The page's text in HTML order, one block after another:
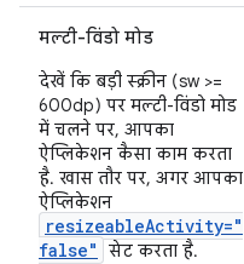
मल्टी-विंडो मोड
देखें कि बड़ी स्क्रीन (sw >=
600dp) पर मल्टी-विंडो मोड
में चलने पर, आपका
ऐप्लिकेशन कैसा काम करता
है. खास तौर पर, अगर आपका
ऐप्लिकेशन
resizeableActivity="
false"
सेट करता है.